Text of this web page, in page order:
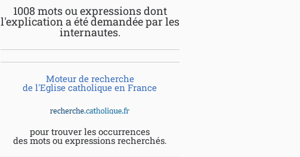
1008 mots ou expressions dont
l'explication a été demandée par les
internautes.
Moteur de recherche
de l'Eglise catholique en France
pour trouver les occurrences
des mots ou expressions recherchés.